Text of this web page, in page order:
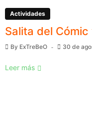
Actividades
Salita del
By ExTreBeO 30 de
Leer más